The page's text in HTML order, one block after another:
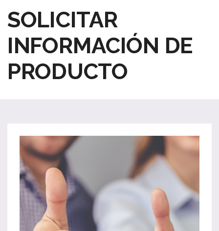
SOLICITAR
INFORMACIÓN DE
PRODUCTO